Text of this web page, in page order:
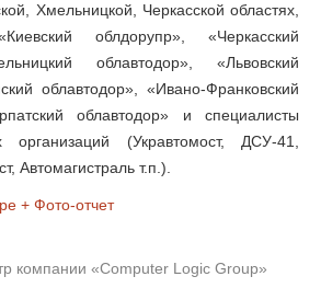
Хмельницкой, Черкасской областях,
облдорупр», «Черкасский
облавтодор», «Львовский
облавтодор», «Ивано-Франковский
облавтодор» и специалисты
организаций (Укравтомост, ДСУ-41,
Автомагистраль т.п.).
+ Фото-отчет
компании «Computer Logic Group»